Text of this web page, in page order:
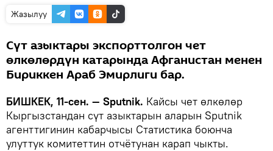
Жазылуу
Сүт азыктары экспорттолгон чет
өлкөлөрдүн катарында Афганистан менен
Бириккен Араб Эмирлиги бар.
БИШКЕК, 11-сен. — Sputnik. Кайсы чет өлкөлөр
Кыргызстандан сүт азыктарын аларын Sputnik
агенттигинин кабарчысы Статистика боюнча
улуттук комитеттин отчётунан карап чыкты.